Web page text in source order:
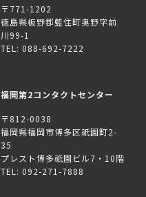
〒771-1202
徳島県板野郡藍住町奥野字前
川99-1
TEL: 088-692-7222
福岡第2コンタクトセンター
〒812-0038
福岡県福岡市博多区祇園町2-
35
プレスト博多祇園ビル7・10階
TEL: 092-271-7888